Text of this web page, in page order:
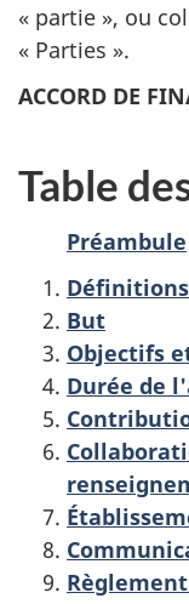
« partie », ou
« Parties ».
ACCORD DE
Table
Préambule
Définitions
But
Objectifs
Durée de